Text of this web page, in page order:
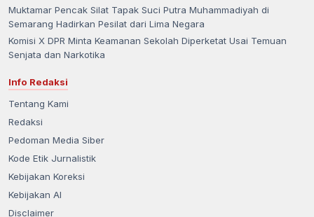
Muktamar Pencak Silat Tapak Suci Putra Muhammadiyah di
Semarang Hadirkan Pesilat dari Lima Negara
Komisi X DPR Minta Keamanan Sekolah Diperketat Usai Temuan
Senjata dan Narkotika
Info Redaksi
Tentang Kami
Redaksi
Pedoman Media Siber
Kode Etik Jurnalistik
Kebijakan Koreksi
Kebijakan AI
Disclaimer